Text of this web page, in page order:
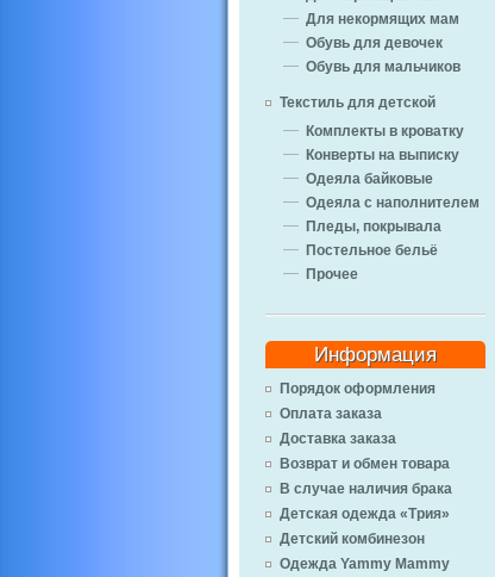
Для некормящих мам
Обувь для девочек
Обувь для мальчиков
Текстиль для детской
Комплекты в кроватку
Конверты на выписку
Одеяла байковые
Одеяла с наполнителем
Пледы, покрывала
Постельное бельё
Прочее
Информация
Порядок оформления
Оплата заказа
Доставка заказа
Возврат и обмен товара
В случае наличия брака
Детская одежда «Трия»
Детский комбинезон
Одежда Yammy Mammy